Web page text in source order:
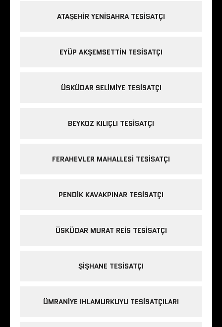
ATAŞEHIR YENISAHRA TESISATÇI
EYÜP AKŞEMSETTIN TESISATÇI
ÜSKÜDAR SELIMIYE TESISATÇI
BEYKOZ KILIÇLI TESISATÇI
FERAHEVLER MAHALLESI TESISATÇI
PENDIK KAVAKPINAR TESISATÇI
ÜSKÜDAR MURAT REIS TESISATÇI
ŞIŞHANE TESISATÇI
ÜMRANIYE IHLAMURKUYU TESISATÇILARI